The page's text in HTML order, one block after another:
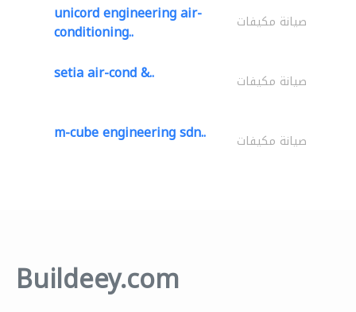
unicord engineering air-
conditioning.. صيانة مكيفات
setia air-cond &.. صيانة مكيفات
m-cube engineering sdn.. صيانة مكيفات
Buildeey.com